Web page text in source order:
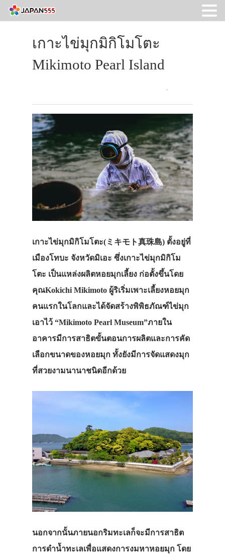
เกาะไข่มุกมิกิโมโตะ
Mikimoto Pearl Island
เกาะไข่มุกมิกิโมโตะ(ミキモト真珠島) ตั้งอยู่ที่
เมืองโทบะ จังหวัดมิเอะ ซึ่งเกาะไข่มุกมิกิโม
โตะ เป็นแหล่งผลิตหอยมุกเลี้ยง ก่อตั้งขึ้นโดย
คุณKokichi Mikimoto ผู้ริเริ่มเพาะเลี้ยงหอยมุก
คนแรกในโลกและได้จัดสร้างพิพิธภัณฑ์ไข่มุก
เอาไว้ “Mikimoto Pearl Museum”ภายใน
อาคารมีการสาธิตขั้นตอนการผลิตและการคัด
เลือกขนาดของหอยมุก ทั้งยังมีการจัดแสดงมุก
ที่สวยงามนานาชนิดอีกด้วย
นอกจากนั้นภายนอกริมทะเลก็จะมีการสาธิต
การดำน้ำทะเลเพื่อแสดงการงมหาหอยมุก โดย